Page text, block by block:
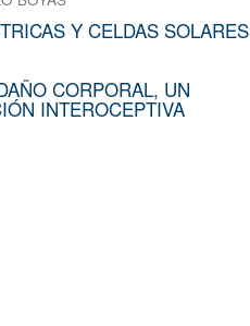
Y CELDAS SOLARES
CORPORAL, UN
INTEROCEPTIVA